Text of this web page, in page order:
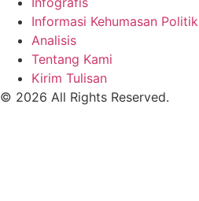
Informasi Kehumasan Politik
Analisis
Tentang Kami
Kirim Tulisan
© 2026 All Rights Reserved.